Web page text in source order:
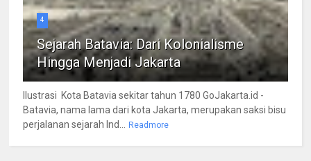
4
Sejarah Batavia: Dari Kolonialisme
Hingga Menjadi Jakarta
Ilustrasi Kota Batavia sekitar tahun 1780 GoJakarta.id -
Batavia, nama lama dari kota Jakarta, merupakan saksi bisu
perjalanan sejarah Ind... Readmore